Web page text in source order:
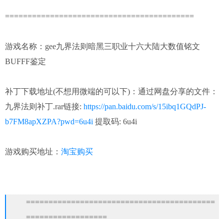
==========================================
游戏名称：gee九界法则暗黑三职业十六大陆大数值铭文
BUFFF鉴定
补丁下载地址(不想用微端的可以下)： 通过网盘分享的文件：
九界法则补丁.rar链接: https://pan.baidu.com/s/15ibq1GQdPJ-
b7FM8apXZPA?pwd=6u4i 提取码: 6u4i
游戏购买地址： 淘宝购买
==========================================
==================